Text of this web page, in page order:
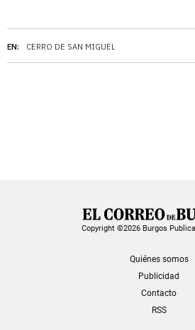
EN: CERRO DE SAN MIGUEL
Copyright ©2026 Burgos
Quiénes somos
Publicidad
Contacto
RSS